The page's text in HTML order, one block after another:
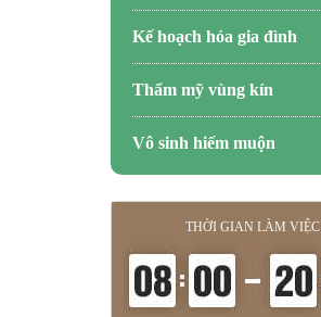
Kế hoạch hóa gia đình
Thẩm mỹ vùng kín
Vô sinh hiếm muộn
THỜI GIAN LÀM VIỆC